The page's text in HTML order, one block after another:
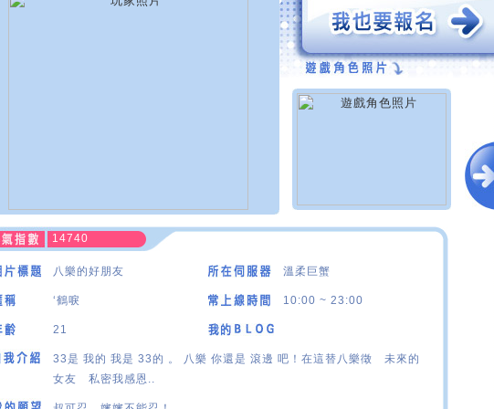
14740
八樂的好朋友 溫柔巨蟹
‘鶴唳 10:00 ~ 23:00
21
33是 我的 我是 33的 。 八樂 你還是 滾邊 吧！在這替八樂徵 未來的
女友 私密我感恩..